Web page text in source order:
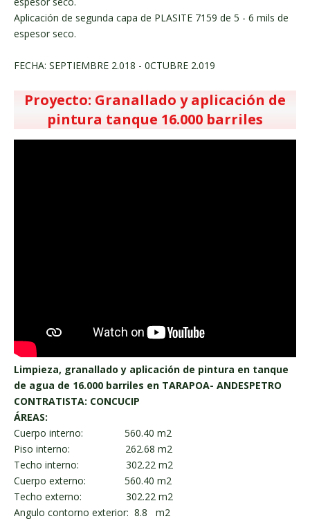
Aplicación de segunda capa de PLASITE 7159 de 5 - 6 mils de
espesor seco.
FECHA: SEPTIEMBRE 2.018 - 0CTUBRE 2.019
Proyecto: Granallado y aplicación de
pintura tanque 16.000 barriles
Limpieza, granallado y aplicación de pintura en tanque
de agua de 16.000 barriles en TARAPOA- ANDESPETRO
CONTRATISTA: CONCUCIP
ÁREAS:
Cuerpo interno: 560.40 m2
Piso interno: 262.68 m2
Techo interno: 302.22 m2
Cuerpo externo: 560.40 m2
Techo externo: 302.22 m2
Angulo contorno exterior: 8.8 m2